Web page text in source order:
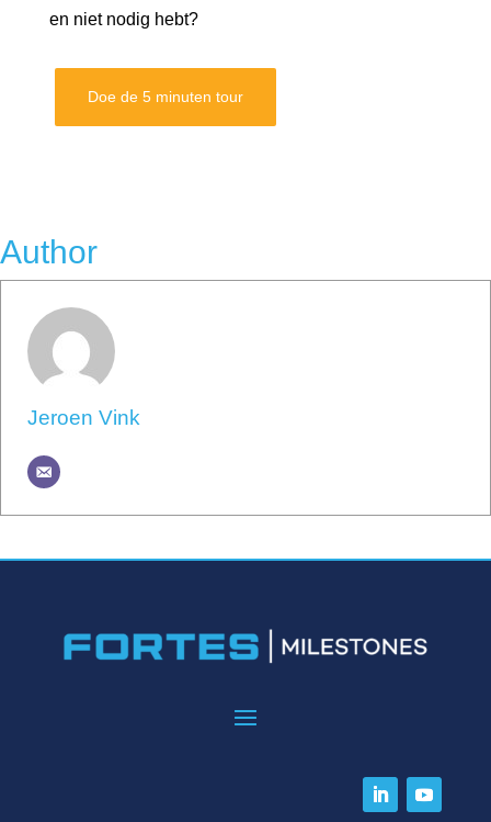
en niet nodig hebt?
Doe de 5 minuten tour
Author
Jeroen Vink